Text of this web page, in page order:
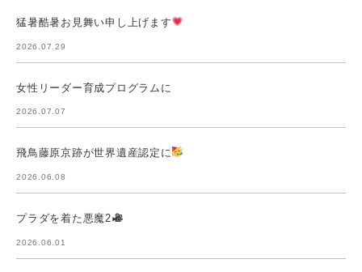
猛暑酷暑お見舞い申し上げます
2026.07.29
女性リーダー育成プログラムに
2026.07.07
飛鳥藤原京跡が世界遺産認定に
2026.06.08
プラダを着た悪魔2
2026.06.01